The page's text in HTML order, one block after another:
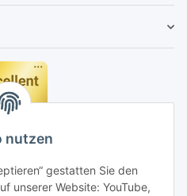
nutzen
gestatten Sie den
unserer Website: YouTube,